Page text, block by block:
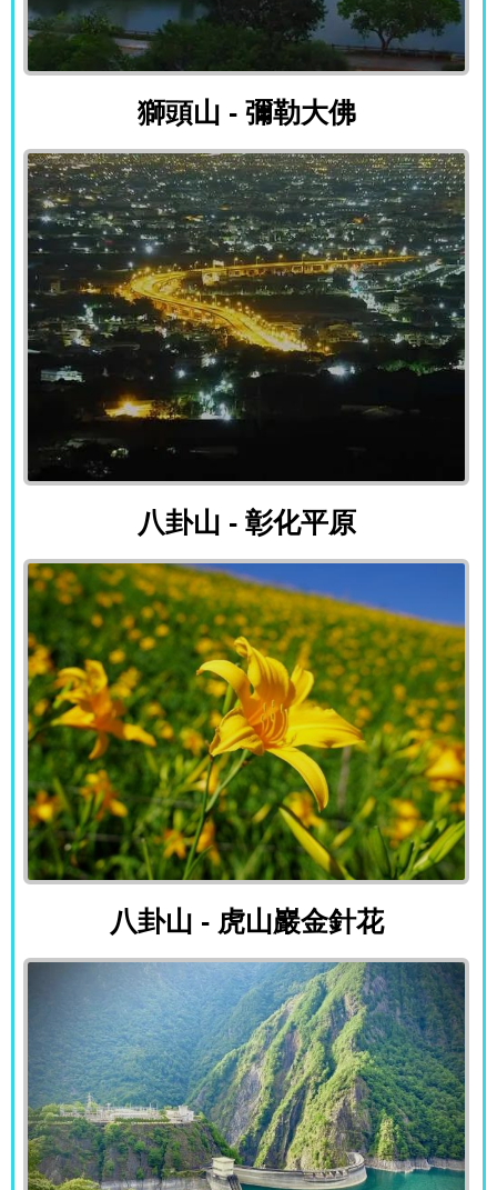
獅頭山 - 彌勒大佛
獅頭山 - 彌勒大佛
八卦山 - 彰化平原
八卦山 - 彰化平原
八卦山 - 虎山巖金針花
八卦山 - 虎山巖金針花